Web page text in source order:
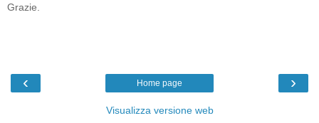
Grazie.
‹ ›
Home page
Visualizza versione web